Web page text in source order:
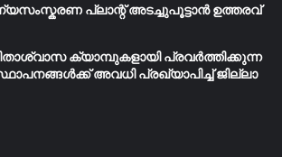
പ്ലാന്റ് അടച്ചുപൂട്ടാൻ ഉത്തരവ്
ക്യാമ്പുകളായി പ്രവര്‍ത്തിക്കുന്ന
അവധി പ്രഖ്യാപിച്ച് ജില്ലാ